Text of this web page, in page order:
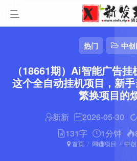
热门 中创
（18661期）Ai智能广告
这个全自动挂机项目，新
繁换项目的
新新 2026-05-30
131字
1分钟
首页 网赚项目 中